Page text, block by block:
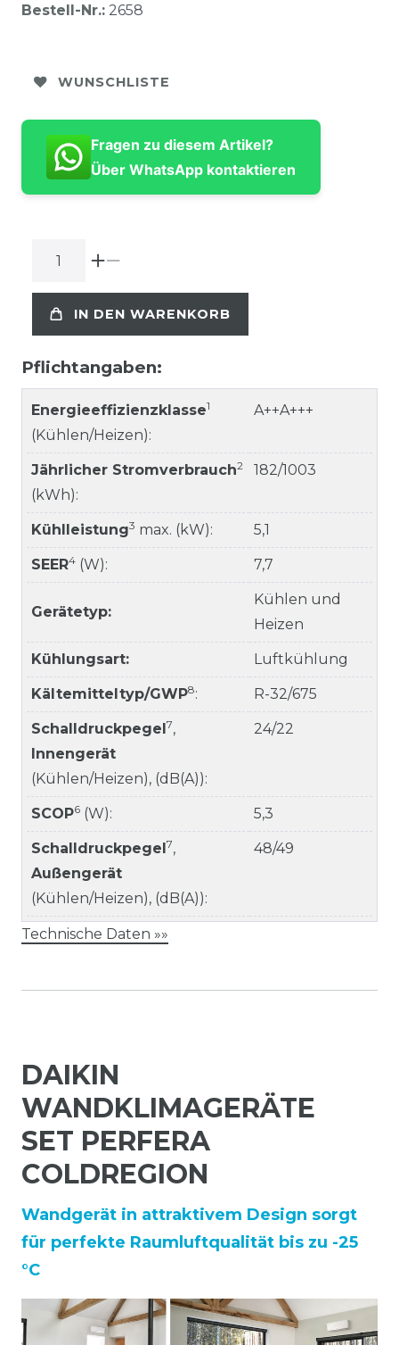
Bestell-Nr.: 2658
WUNSCHLISTE
Fragen zu diesem Artikel?
Über WhatsApp kontaktieren
IN DEN WARENKORB
Pflichtangaben:
Energieeffizienzklasse1
(Kühlen/Heizen):
A++A+++
Jährlicher Stromverbrauch2
(kWh):
182/1003
Kühlleistung3 max. (kW): 5,1
SEER4 (W): 7,7
Gerätetyp:
Kühlen und
Heizen
Kühlungsart: Luftkühlung
Kältemitteltyp/GWP8: R-32/675
Schalldruckpegel 7,
Innengerät
(Kühlen/Heizen), (dB(A)):
24/22
SCOP6 (W): 5,3
Schalldruckpegel 7,
Außengerät
(Kühlen/Heizen), (dB(A)):
48/49
Technische Daten »»
DAIKIN
WANDKLIMAGERÄTE
SET PERFERA
COLDREGION
Wandgerät in attraktivem Design sorgt
für perfekte Raumluftqualität bis zu -25
°C